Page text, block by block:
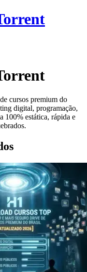
cursos premium do
digital, programação,
100% estática, rápida e